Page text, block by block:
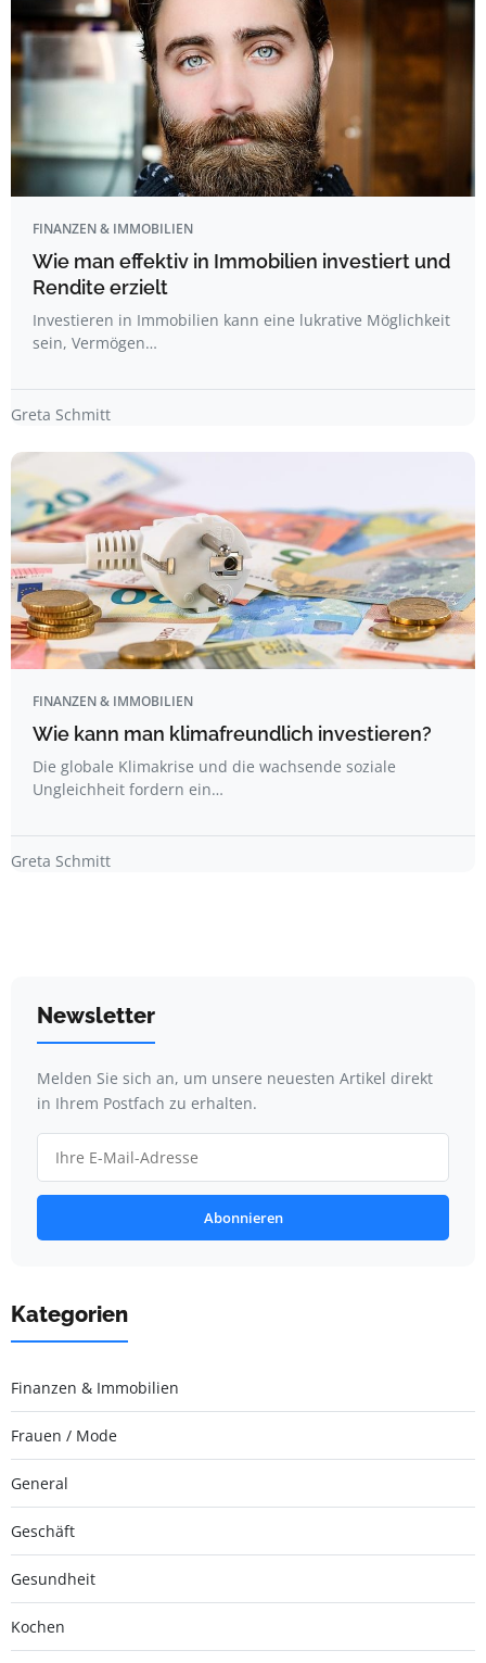
FINANZEN & IMMOBILIEN
Wie man effektiv in Immobilien investiert und
Rendite erzielt
Investieren in Immobilien kann eine lukrative Möglichkeit
sein, Vermögen…
Greta Schmitt
FINANZEN & IMMOBILIEN
Wie kann man klimafreundlich investieren?
Die globale Klimakrise und die wachsende soziale
Ungleichheit fordern ein…
Greta Schmitt
Newsletter
Melden Sie sich an, um unsere neuesten Artikel direkt
in Ihrem Postfach zu erhalten.
Abonnieren
Kategorien
Finanzen & Immobilien
Frauen / Mode
General
Geschäft
Gesundheit
Kochen